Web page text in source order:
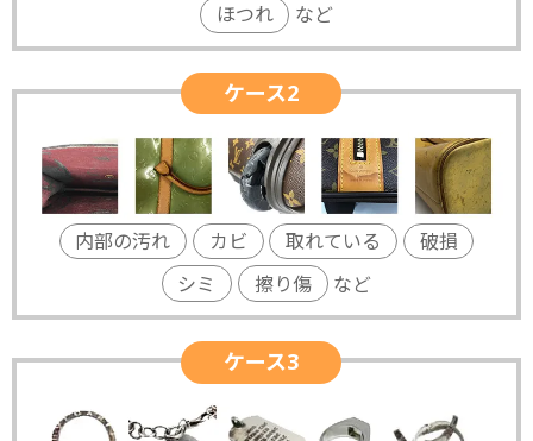
ほつれ
など
ケース2
内部の汚れ カビ 取れている
破損
シミ
擦り傷 など
ケース3